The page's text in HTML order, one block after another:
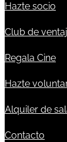
Hazte socio
Club de
Regala Cine
Hazte
Alquiler de
Contacto